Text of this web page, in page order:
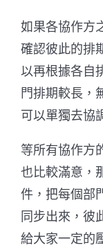
如果各協作方
確認彼此的排
以再根據各自
門排期較長，
可以單獨去協
等所有協作方
也比較滿意，
件，把每個部
同步出來，彼
給大家一定的